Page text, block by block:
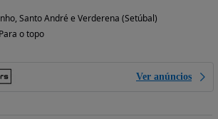
Santo André e Verderena (Setúbal)
o topo
Ver anúncios